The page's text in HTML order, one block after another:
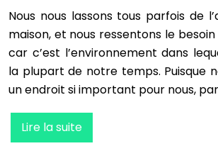
Nous nous lassons tous parfois de
maison, et nous ressentons le
car c’est l’environnement dans
la plupart de notre temps. Puisque
un endroit si important pour nous,
Lire la suite